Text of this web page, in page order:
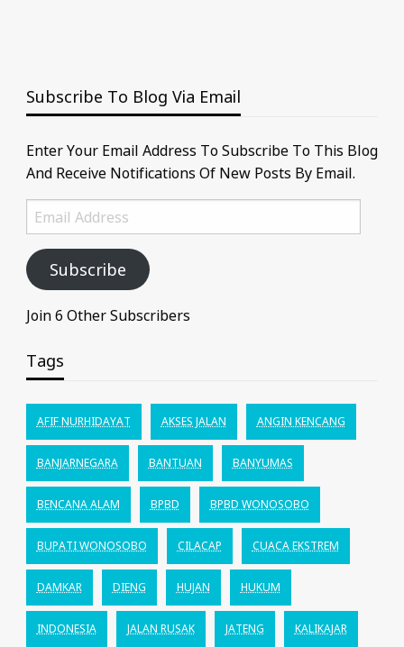
Subscribe To Blog Via Email
Enter Your Email Address To Subscribe To This Blog
And Receive Notifications Of New Posts By Email.
Email
Address
Subscribe
Join 6 Other Subscribers
Tags
AFIF NURHIDAYAT AKSES JALAN ANGIN KENCANG
BANJARNEGARA BANTUAN BANYUMAS
BENCANA ALAM BPBD BPBD WONOSOBO
BUPATI WONOSOBO CILACAP CUACA EKSTREM
DAMKAR DIENG HUJAN HUKUM
INDONESIA JALAN RUSAK JATENG KALIKAJAR